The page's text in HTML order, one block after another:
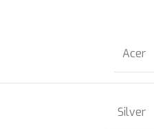
Acer
Silver